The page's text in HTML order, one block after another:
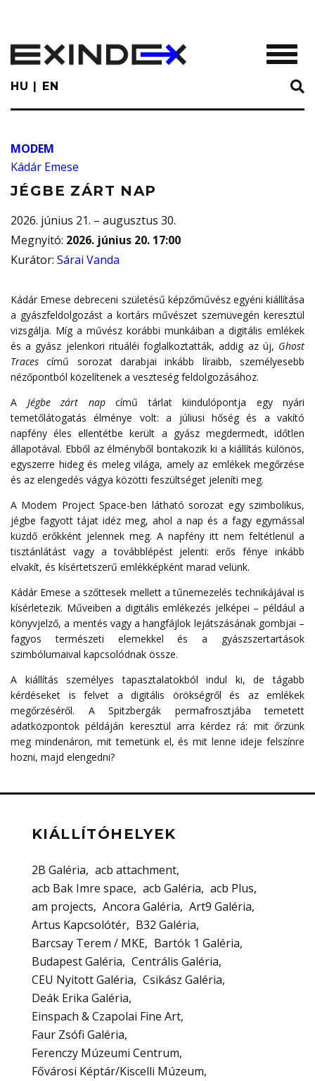
main
content
HU EN
MODEM
Kádár Emese
JÉGBE ZÁRT NAP
2026. június 21. – augusztus 30.
Megnyitó: 2026. június 20. 17:00
Kurátor: Sárai Vanda
Kádár Emese debreceni születésű képzőművész egyéni kiállítása
a gyászfeldolgozást a kortárs művészet szemüvegén keresztül
vizsgálja. Míg a művész korábbi munkáiban a digitális emlékek
és a gyász jelenkori rituáléi foglalkoztatták, addig az új, Ghost
Traces című sorozat darabjai inkább líraibb, személyesebb
nézőpontból közelítenek a veszteség feldolgozásához.
A Jégbe zárt napcímű tárlat kiindulópontja egy nyári
temetőlátogatás élménye volt: a júliusi hőség és a vakító
napfény éles ellentétbe került a gyász megdermedt, időtlen
állapotával. Ebből az élményből bontakozik ki a kiállítás különös,
egyszerre hideg és meleg világa, amely az emlékek megőrzése
és az elengedés vágya közötti feszültséget jeleníti meg.
A Modem Project Space-ben látható sorozat egy szimbolikus,
jégbe fagyott tájat idéz meg, ahol a nap és a fagy egymással
küzdő erőkként jelennek meg. A napfény itt nem feltétlenül a
tisztánlátást vagy a továbblépést jelenti: erős fénye inkább
elvakít, és kísértetszerű emlékképként marad velünk.
Kádár Emese a szőttesek mellett a tűnemezelés technikájával is
kísérletezik. Műveiben a digitális emlékezés jelképei – például a
könyvjelző, a mentés vagy a hangfájlok lejátszásának gombjai –
fagyos természeti elemekkel és a gyászszertartások
szimbólumaival kapcsolódnak össze.
A kiállítás személyes tapasztalatokból indul ki, de tágabb
kérdéseket is felvet a digitális örökségről és az emlékek
megőrzéséről. A Spitzbergák permafrosztjába temetett
adatközpontok példáján keresztül arra kérdez rá: mit őrzünk
meg mindenáron, mit temetünk el, és mit lenne ideje felszínre
hozni, majd elengedni?
KIÁLLÍTÓHELYEK
2B Galéria
acb attachment
acb Bak Imre space
acb Galéria
acb Plus
am projects
Ancora Galéria
Art9 Galéria
Artus Kapcsolótér
B32 Galéria
Barcsay Terem / MKE
Bartók 1 Galéria
Budapest Galéria
Centrális Galéria
CEU Nyitott Galéria
Csikász Galéria
Deák Erika Galéria
Einspach & Czapolai Fine Art
Faur Zsófi Galéria
Ferenczy Múzeumi Centrum
Fővárosi Képtár/Kiscelli Múzeum